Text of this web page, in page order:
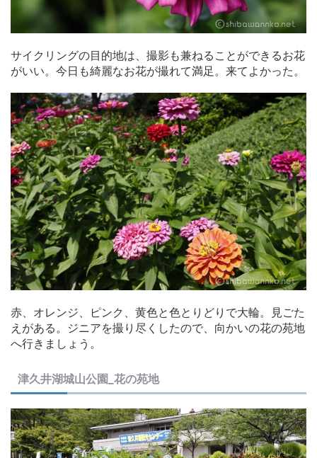
サイクリングの目的地は、撮影も兼ねることができるお花
がいい。今日も綺麗なお花が撮れて満足。来てよかった。
赤、オレンジ、ピンク、黄色と色とりどりで大輪。見ごた
えがある。ジニアを撮り尽くしたので、向かいの花の苑地
へ行きましょう。
津久井湖城山公園_花の苑地